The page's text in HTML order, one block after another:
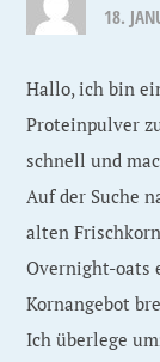
18.
Hallo, ich bin
Proteinpulver
schnell und
Auf der Suche
alten
Overnight-oats
Kornangebot
Ich überlege